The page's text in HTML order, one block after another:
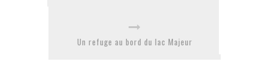
Un refuge au bord du lac Majeur